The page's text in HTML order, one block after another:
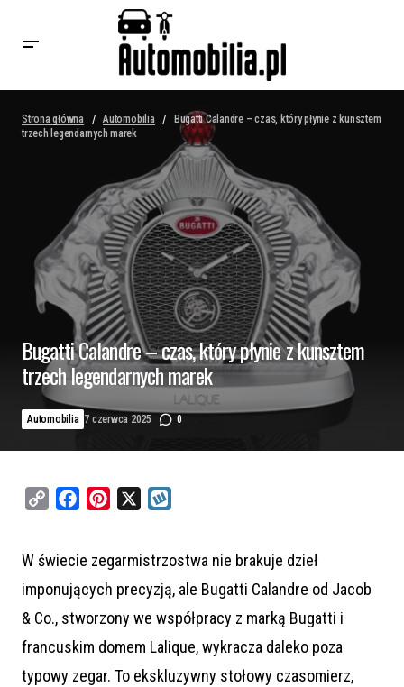
Strona główna Automobilia
Bugatti Calandre – czas, który płynie z kunsztem
trzech legendarnych marek
Bugatti Calandre – czas, który płynie z kunsztem
trzech legendarnych marek
Automobilia 7 czerwca 2025 0
y
L
i
e
b
o
o
t
e
r
o
p
W świecie zegarmistrzostwa nie brakuje dzieł
imponujących precyzją, ale Bugatti Calandre od Jacob
& Co., stworzony we współpracy z marką Bugatti i
francuskim domem Lalique, wykracza daleko poza
typowy zegar. To ekskluzywny stołowy czasomierz,